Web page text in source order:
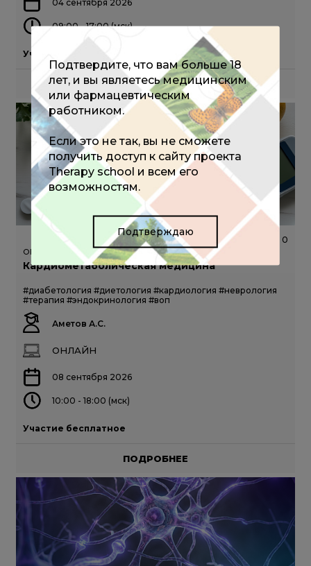
04 сентября 2026
09:00 - 17:00 (мск)
Участие бесплатное
ПОДРОБНЕЕ
0
ОНЛАЙН-КОНФЕРЕНЦИЯ
Кардиометаболическая медицина
#диабетология #диетология #кардиология #неврология
#терапия #эндокринология #воп
Аметов А.С.
ОНЛАЙН
08 сентября 2026
10:00 - 18:00 (мск)
Участие бесплатное
ПОДРОБНЕЕ
Подтвердите, что вам больше 18
лет, и вы являетесь медицинским
или фармацевтическим
работником.
Если это не так, вы не сможете
получить доступ к сайту проекта
Therapy school и всем его
возможностям.
Подтверждаю